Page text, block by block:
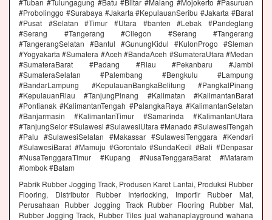
#Tuban #Tulungagung #Batu #Blitar #Malang #Mojokerto #Pasuruan
#Probolinggo #Surabaya #Jakarta #KepulauanSeribu #Jakarta #Barat
#Pusat #Selatan #Timur #Utara #banten #Lebak #Pandeglang
#Serang #Tangerang #Cilegon #Serang #Tangerang
#TangerangSelatan #Bantul #GunungKidul #KulonProgo #Sleman
#Yogyakarta #Sumatera #Aceh #BandaAceh #SumateraUtara #Medan
#SumateraBarat #Padang #Riau #Pekanbaru #Jambi
#SumateraSelatan #Palembang #Bengkulu #Lampung
#BandarLampung #KepulauanBangkaBelitung #PangkalPinang
#KepulauanRiau #TanjungPinang #Kalimatan #KalimantanBarat
#Pontianak #KalimantanTengah #PalangkaRaya #KalimantanSelatan
#Banjarmasin #KalimantanTimur #Samarinda #KalimantanUtara
#TanjungSelor #Sulawesi #SulawesiUtara #Manado #SulawesiTengah
#Palu #SulawesiSelatan #Makassar #SulawesiTenggara #Kendari
#SulawesiBarat #Mamuju #Gorontalo #SundaKecil #Bali #Denpasar
#NusaTenggaraTimur #Kupang #NusaTenggaraBarat #Mataram
#lombok #Batam
Pabrik Rubber Jogging Track, Produsen Karet Lantai, Produksi Rubber
Flooring, Distributor Rubber Interlocking, Importir Rubber Mat,
Perusahaan Rubber Jogging Track Rubber Flooring Rubber Mat,
Rubber Jogging Track, Rubber Tiles jual wahanaplayground wahana